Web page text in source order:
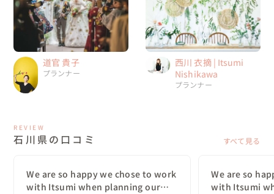
道官 貴子
プランナー
西川 衣摘 | Itsumi
Nishikawa
プランナー
REVIEW
石川県の口コミ すべて見る
We are so happy we chose to work
with Itsumi when planning our
We are so
with Itsumi